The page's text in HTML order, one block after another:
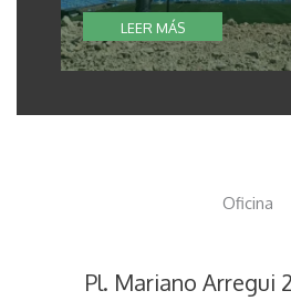
LEER MÁS
Oficina
Pl. Mariano Arregui